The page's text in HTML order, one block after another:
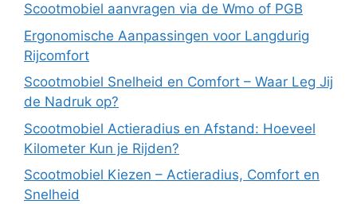
Scootmobiel aanvragen via de Wmo of PGB
Ergonomische Aanpassingen voor Langdurig
Rijcomfort
Scootmobiel Snelheid en Comfort – Waar Leg Jij
de Nadruk op?
Scootmobiel Actieradius en Afstand: Hoeveel
Kilometer Kun je Rijden?
Scootmobiel Kiezen – Actieradius, Comfort en
Snelheid